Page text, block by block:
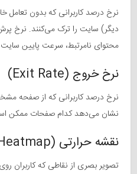
نرخ درصد کاربرانی که بدون تعامل
دیگر) سایت را ترک می‌کنند. نرخ پرش
محتوای نامرتبط، سرعت پایین
نرخ خروج (Exit Rate)
نرخ درصد کاربرانی که از صفحه
نشان می‌دهد کدام صفحات ممکن است
نقشه حرارتی (Heatmap)
تصویر بصری از نقاطی که کاربران